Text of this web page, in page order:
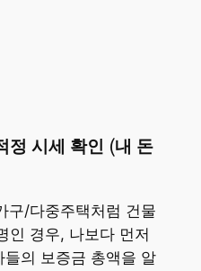
시세 확인 (내 돈
구/다중주택처럼 건물
인 경우, 나보다 먼저
의 보증금 총액을 알